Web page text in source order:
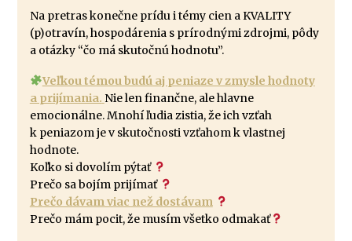
Na pretras konečne prídu i témy cien a KVALITY
(p)otravín, hospodárenia s prírodnými zdrojmi, pôdy
a otázky “čo má skutočnú hodnotu”.
Veľkou témou budú aj peniaze v zmysle hodnoty
a prijímania. Nie len finančne, ale hlavne
emocionálne. Mnohí ľudia zistia, že ich vzťah
k peniazom je v skutočnosti vzťahom k vlastnej
hodnote.
Koľko si dovolím pýtať
Prečo sa bojím prijímať
Prečo dávam viac než dostávam
Prečo mám pocit, že musím všetko odmakať